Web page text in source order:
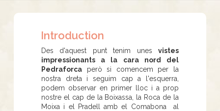
Introduction
Des d'aquest punt tenim unes vistes
impressionants a la cara nord del
Pedraforca però si comencem per la
nostra dreta i seguim cap a l'esquerra,
podem observar en primer lloc i a prop
nostre el cap de la Boixassa, la Roca de la
Moixa i el Pradell amb el Comabona al